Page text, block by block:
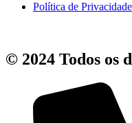
Política de Privacidade
© 2024 Todos os